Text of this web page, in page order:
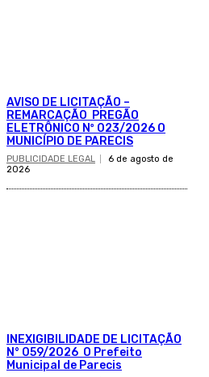
AVISO DE LICITAÇÃO –
REMARCAÇÃO PREGÃO
ELETRÔNICO Nº 023/2026 O
MUNICÍPIO DE PARECIS
PUBLICIDADE LEGAL
6 de agosto de
2026
INEXIGIBILIDADE DE LICITAÇÃO
N° 059/2026 O Prefeito
Municipal de Parecis